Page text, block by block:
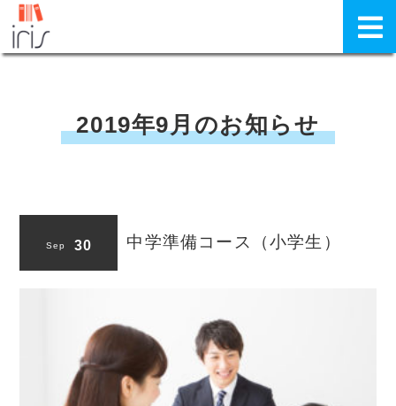
2019年9月のお知らせ
Sep 30 中学準備コース（小学生）